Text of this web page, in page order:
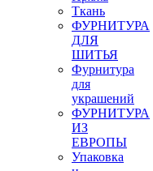
Ткань
ФУРНИТУРА
ДЛЯ
ШИТЬЯ
Фурнитура
для
украшений
ФУРНИТУРА
ИЗ
ЕВРОПЫ
Упаковка